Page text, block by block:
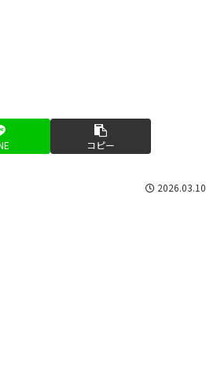
コピー
2026.03.10